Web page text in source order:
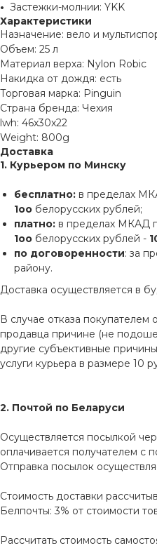
• Застежки-молнии: YKK
Характеристики
Назначение: вело и
Объем: 25 л
Материал верха: Nylon Robic
Накидка от дождя: есть
Торговая марка: Pinguin
Страна бренда: Чехия
lwh: 46x30x22
Weight: 800g
Доставка
1. Курьером по Минску
бесплатно: в пределах
1оо белорусских рублей;
платно: в пределах МКАД
1оо белорусских рублей -
по договоренности: за
району.
Доставка осуществляется в
В случае отказа покупателем
продавца причине (не
другие субъективные
услуги курьера в размере 10
2. Почтой по Беларуси
Осуществляется посылкой
оплачивается получателем с
Отправка посылок
Стоимость доставки
Белпочты: 3% от стоимости
Рассчитать стоимость